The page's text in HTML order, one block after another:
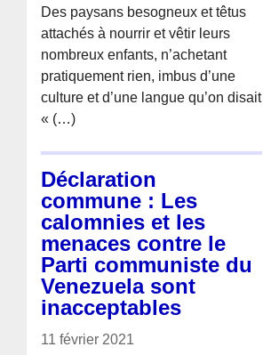
Des paysans besogneux et têtus
attachés à nourrir et vêtir leurs
nombreux enfants, n’achetant
pratiquement rien, imbus d’une
culture et d’une langue qu’on disait
« (…)
Déclaration
commune : Les
calomnies et les
menaces contre le
Parti communiste du
Venezuela sont
inacceptables
11 février 2021